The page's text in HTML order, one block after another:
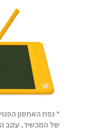
* נפח האחסון
של המכשיר, עקב